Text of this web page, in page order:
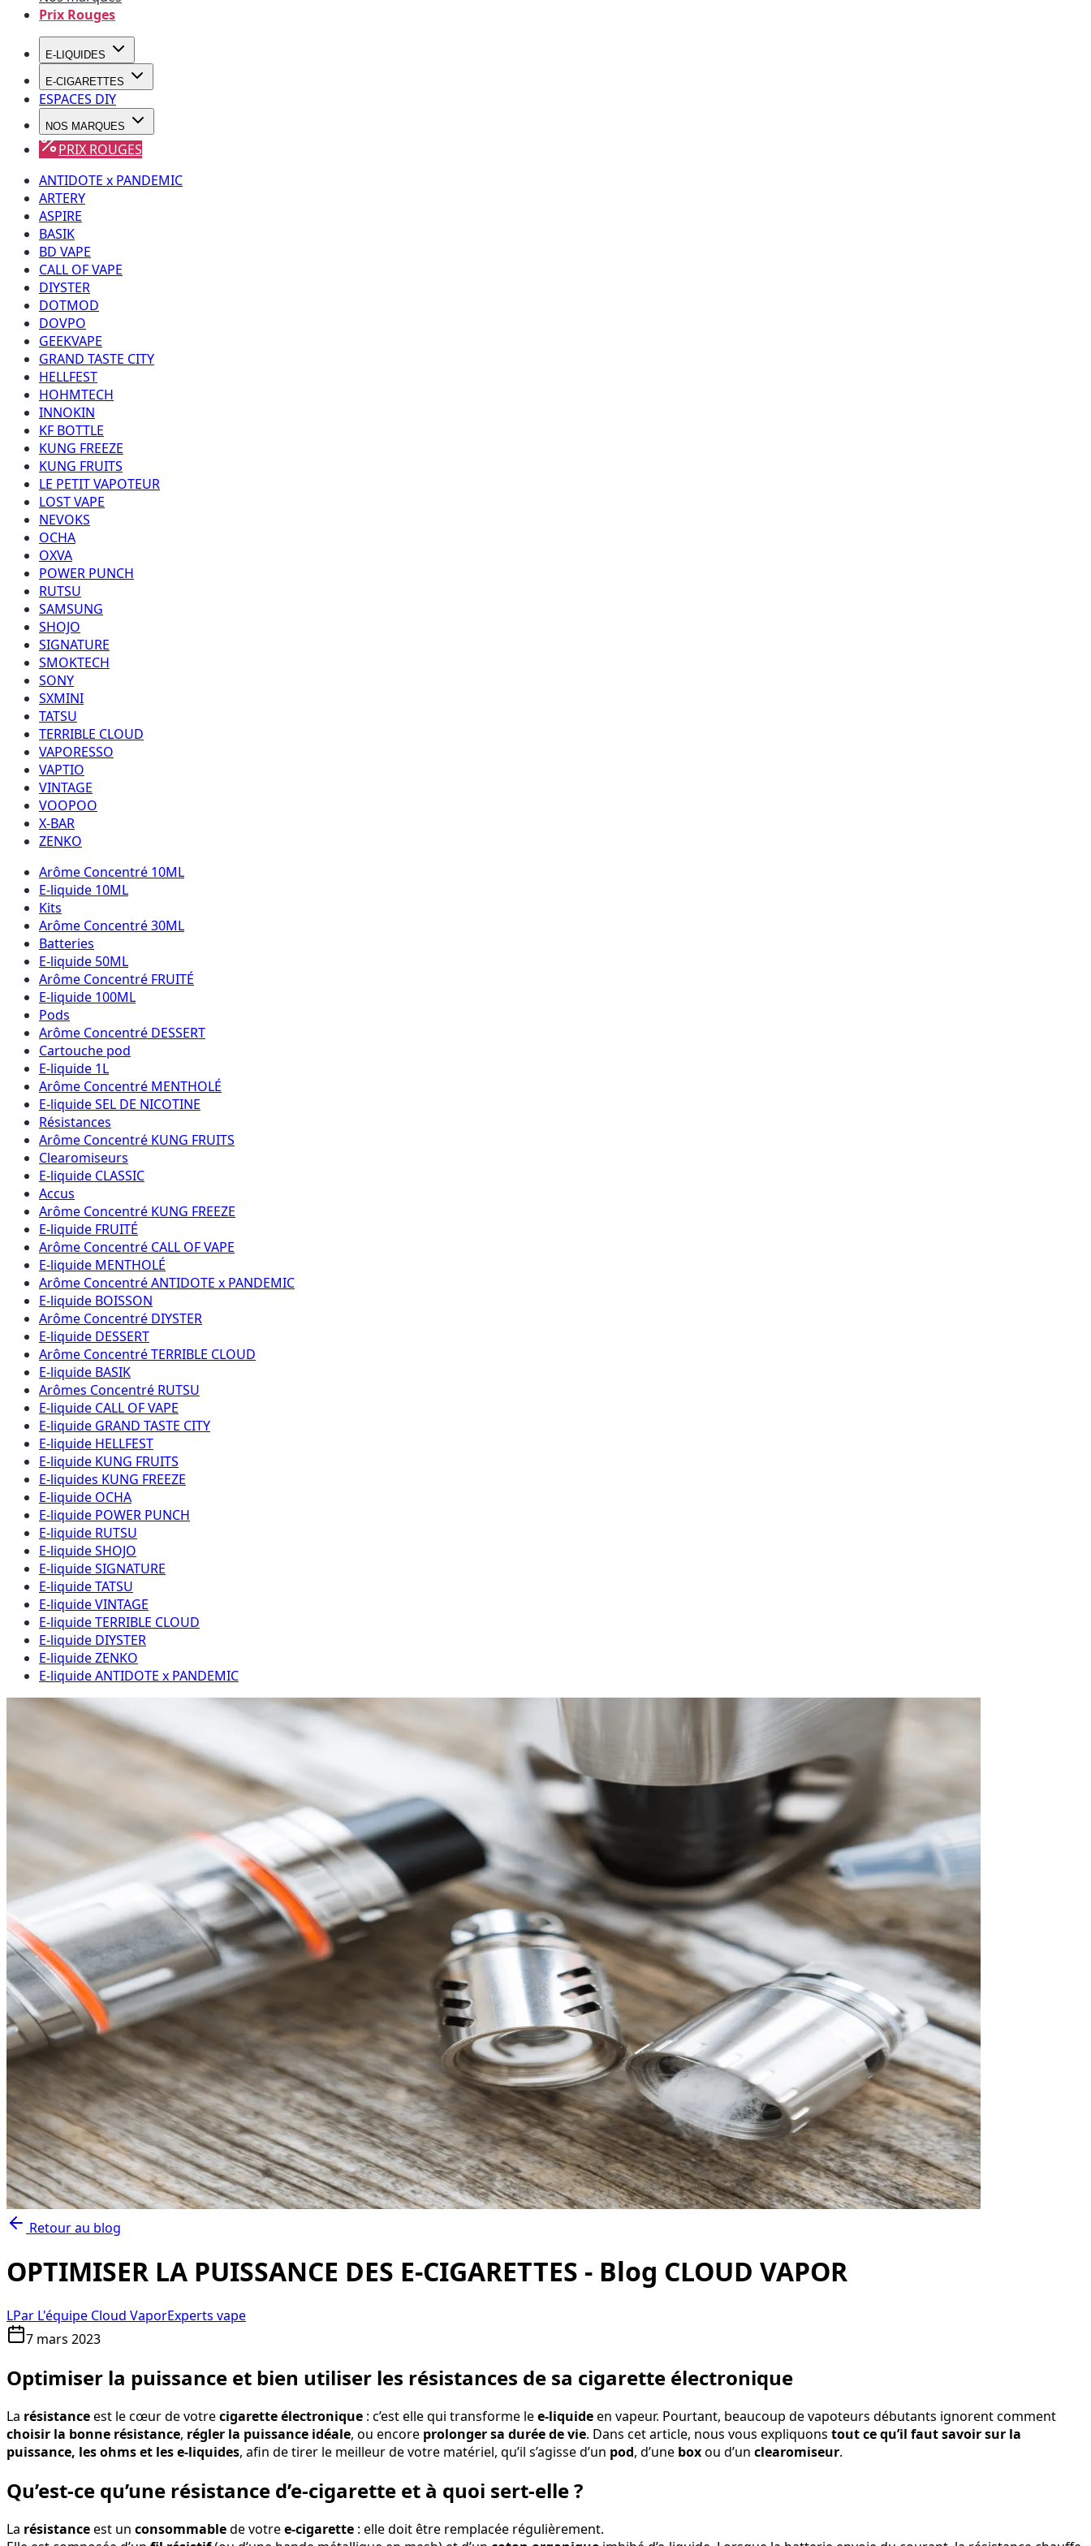
Prix Rouges
E-LIQUIDES
E-CIGARETTES
ESPACES DIY
NOS MARQUES
PRIX ROUGES
ANTIDOTE x PANDEMIC
ARTERY
ASPIRE
BASIK
BD VAPE
CALL OF VAPE
DIYSTER
DOTMOD
DOVPO
GEEKVAPE
GRAND TASTE CITY
HELLFEST
HOHMTECH
INNOKIN
KF BOTTLE
KUNG FREEZE
KUNG FRUITS
LE PETIT VAPOTEUR
LOST VAPE
NEVOKS
OCHA
OXVA
POWER PUNCH
RUTSU
SAMSUNG
SHOJO
SIGNATURE
SMOKTECH
SONY
SXMINI
TATSU
TERRIBLE CLOUD
VAPORESSO
VAPTIO
VINTAGE
VOOPOO
X-BAR
ZENKO
Arôme Concentré 10ML
E-liquide 10ML
Kits
Arôme Concentré 30ML
Batteries
E-liquide 50ML
Arôme Concentré FRUITÉ
E-liquide 100ML
Pods
Arôme Concentré DESSERT
Cartouche pod
E-liquide 1L
Arôme Concentré MENTHOLÉ
E-liquide SEL DE NICOTINE
Résistances
Arôme Concentré KUNG FRUITS
Clearomiseurs
E-liquide CLASSIC
Accus
Arôme Concentré KUNG FREEZE
E-liquide FRUITÉ
Arôme Concentré CALL OF VAPE
E-liquide MENTHOLÉ
Arôme Concentré ANTIDOTE x PANDEMIC
E-liquide BOISSON
Arôme Concentré DIYSTER
E-liquide DESSERT
Arôme Concentré TERRIBLE CLOUD
E-liquide BASIK
Arômes Concentré RUTSU
E-liquide CALL OF VAPE
E-liquide GRAND TASTE CITY
E-liquide HELLFEST
E-liquide KUNG FRUITS
E-liquides KUNG FREEZE
E-liquide OCHA
E-liquide POWER PUNCH
E-liquide RUTSU
E-liquide SHOJO
E-liquide SIGNATURE
E-liquide TATSU
E-liquide VINTAGE
E-liquide TERRIBLE CLOUD
E-liquide DIYSTER
E-liquide ZENKO
E-liquide ANTIDOTE x PANDEMIC
Retour au blog
OPTIMISER LA PUISSANCE DES E-CIGARETTES - Blog CLOUD VAPOR
LPar L'équipe Cloud VaporExperts vape
7 mars 2023
Optimiser la puissance et bien utiliser les résistances de sa cigarette électronique
La résistanceest le cœur de votrecigarette électronique : c’est elle qui transforme lee-liquideen vapeur. Pourtant, beaucoup de vapoteurs débutants ignorent comment
choisir la bonne résistance, régler la puissance idéale, ou encore prolonger sa durée de vie. Dans cet article, nous vous expliquons tout ce qu’il faut savoir sur la
puissance, les ohms et les e-liquides, afin de tirer le meilleur de votre matériel, qu’il s’agisse d’un pod, d’une boxou d’un clearomiseur.
Qu’est-ce qu’une résistance d’e-cigarette et à quoi sert-elle ?
La résistanceest un consommablede votree-cigarette : elle doit être remplacée régulièrement.